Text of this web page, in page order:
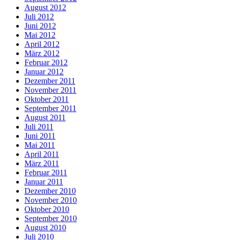
August 2012
Juli 2012
Juni 2012
Mai 2012
April 2012
März 2012
Februar 2012
Januar 2012
Dezember 2011
November 2011
Oktober 2011
September 2011
August 2011
Juli 2011
Juni 2011
Mai 2011
April 2011
März 2011
Februar 2011
Januar 2011
Dezember 2010
November 2010
Oktober 2010
September 2010
August 2010
Juli 2010